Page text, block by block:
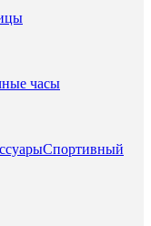
часы
Спортивный